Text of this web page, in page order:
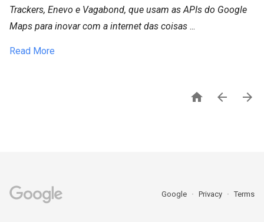
Trackers, Enevo e Vagabond, que usam as APIs do Google
Maps para inovar com a internet das coisas ...
Read More
  
Google Privacy Terms